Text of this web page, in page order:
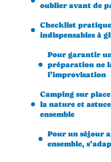
oublier avant de
Checklist
indispensables à
Pour garantir
préparation ne
l’improvisation
Camping sur
la nature et
ensemble
Pour un séjour
ensemble,